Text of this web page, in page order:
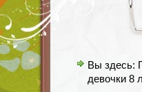
Вы здесь:
девочки 8